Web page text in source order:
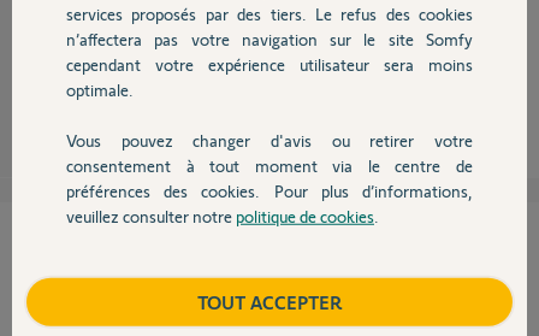
Autres produits
Devis avec un pro
Contact
Votre nouvelle télécommande est-elle IO ou RTS ?
quelle est la couleur du pourtour de la télécommande ?
NON OUI
services proposés par des tiers. Le refus des cookies
n’affectera pas votre navigation sur le site Somfy
cependant votre expérience utilisateur sera moins
optimale.
Vous pouvez changer d'avis ou retirer votre
consentement à tout moment via le centre de
préférences des cookies. Pour plus d’informations,
veuillez consulter notre politique de cookies
TOUT ACCEPTER